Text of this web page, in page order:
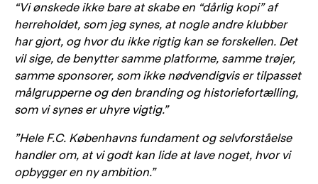
“Vi ønskede ikke bare at skabe en “dårlig kopi” af
herreholdet, som jeg synes, at nogle andre klubber
har gjort, og hvor du ikke rigtig kan se forskellen. Det
vil sige, de benytter samme platforme, samme trøjer,
samme sponsorer, som ikke nødvendigvis er tilpasset
målgrupperne og den branding og historiefortælling,
som vi synes er uhyre vigtig.”
”Hele F.C. Københavns fundament og selvforståelse
handler om, at vi godt kan lide at lave noget, hvor vi
opbygger en ny ambition.”